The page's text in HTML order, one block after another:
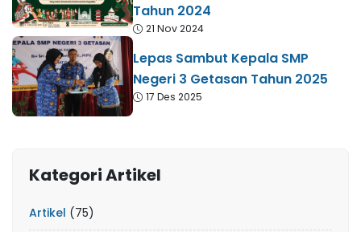
Tahun 2024
21 Nov 2024
Lepas Sambut Kepala SMP
Negeri 3 Getasan Tahun 2025
17 Des 2025
Kategori Artikel
Artikel (75)